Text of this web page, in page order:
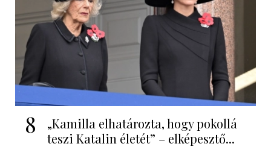
8
„Kamilla elhatározta, hogy pokollá
teszi Katalin életét” – elképesztő...